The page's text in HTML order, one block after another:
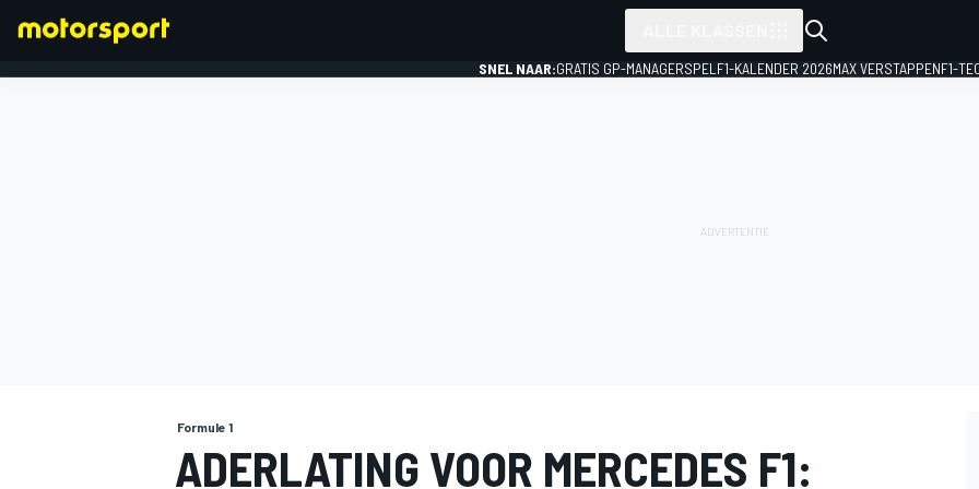
SNEL NAAR:GRATIS GP-MANAGERSPEL F1-KALENDER 2026MAX VERSTAPPENF1-
Formule 1
ADERLATING VOOR MERCEDES F1: